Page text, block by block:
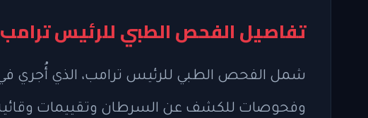
تفاصيل الفحص الطبي للرئيس ترامب